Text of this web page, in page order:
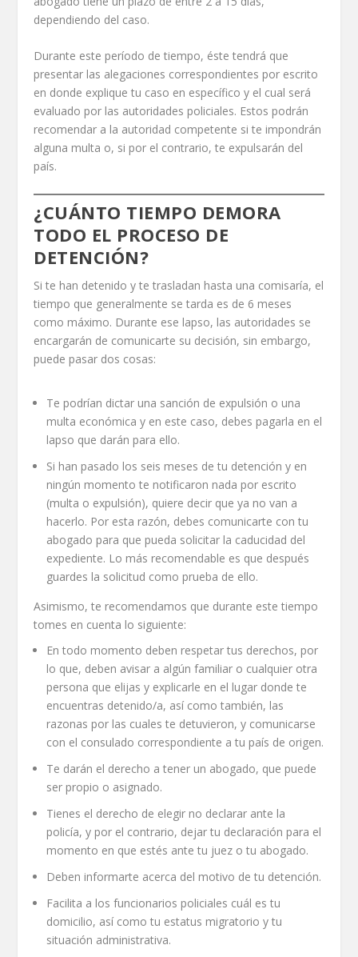
dependiendo del caso.
Durante este período de tiempo, éste tendrá que
presentar las alegaciones correspondientes por escrito
en donde explique tu caso en específico y el cual será
evaluado por las autoridades policiales. Estos podrán
recomendar a la autoridad competente si te impondrán
alguna multa o, si por el contrario, te expulsarán del
país.
¿CUÁNTO TIEMPO DEMORA
TODO EL PROCESO DE
DETENCIÓN?
Si te han detenido y te trasladan hasta una comisaría, el
tiempo que generalmente se tarda es de 6 meses
como máximo. Durante ese lapso, las autoridades se
encargarán de comunicarte su decisión, sin embargo,
puede pasar dos cosas:
Te podrían dictar una sanción de expulsión o una
multa económica y en este caso, debes pagarla en el
lapso que darán para ello.
Si han pasado los seis meses de tu detención y en
ningún momento te notificaron nada por escrito
(multa o expulsión), quiere decir que ya no van a
hacerlo. Por esta razón, debes comunicarte con tu
abogado para que pueda solicitar la caducidad del
expediente. Lo más recomendable es que después
guardes la solicitud como prueba de ello.
Asimismo, te recomendamos que durante este tiempo
tomes en cuenta lo siguiente:
En todo momento deben respetar tus derechos, por
lo que, deben avisar a algún familiar o cualquier otra
persona que elijas y explicarle en el lugar donde te
encuentras detenido/a, así como también, las
razonas por las cuales te detuvieron, y comunicarse
con el consulado correspondiente a tu país de origen.
Te darán el derecho a tener un abogado, que puede
ser propio o asignado.
Tienes el derecho de elegir no declarar ante la
policía, y por el contrario, dejar tu declaración para el
momento en que estés ante tu juez o tu abogado.
Deben informarte acerca del motivo de tu detención.
Facilita a los funcionarios policiales cuál es tu
domicilio, así como tu estatus migratorio y tu
situación administrativa.